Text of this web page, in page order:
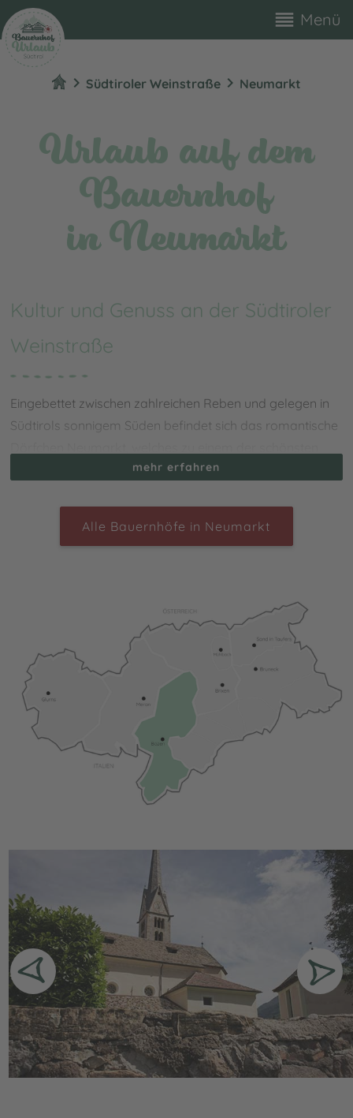
reorder Menü
chevron_right Südtiroler Weinstraße chevron_right Neumarkt
Urlaub auf dem
Bauernhof
in Neumarkt
Kultur und Genuss an der Südtiroler
Weinstraße
Eingebettet zwischen zahlreichen Reben und gelegen in
Südtirols sonnigem Süden befindet sich das romantische
Italiens ausgezeichnet wurde. EinUrlaub auf dem
Weinstraße. Es erwartet Dich hier ein wundervolles,
Burgruine Kaldiff. Rund um Neumarkt befinden sich
zudem zahlreiche Wander- und Ausflugsziele: das
Trudner Horn, der GEOPARC der Bletterbachschlucht und
das Biotop Castelfeder sind beispielsweise nur unweit
entfernt.
mehr erfahren
Alle Bauernhöfe in Neumarkt